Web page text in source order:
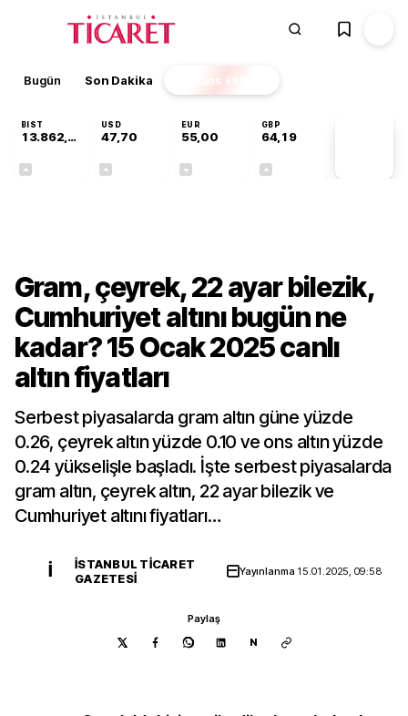
Bugün Son Dakika Finans EKSTRA
BIST
13.862,08
USD
47,70
EUR
55,00
GBP
64,19
Gram, çeyrek, 22 ayar bilezik,
Cumhuriyet altını bugün ne
kadar? 15 Ocak 2025 canlı
altın fiyatları
Serbest piyasalarda gram altın güne yüzde
0.26, çeyrek altın yüzde 0.10 ve ons altın yüzde
0.24 yükselişle başladı. İşte serbest piyasalarda
gram altın, çeyrek altın, 22 ayar bilezik ve
Cumhuriyet altını fiyatları…
İ
İSTANBUL TICARET
GAZETESI
Yayınlanma 15.01.2025, 09:58
Paylaş
N